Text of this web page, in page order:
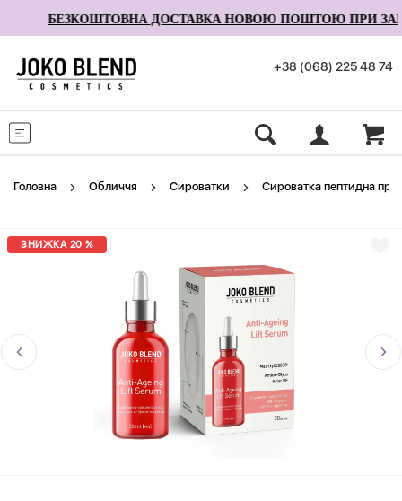
БЕЗКОШТОВНА ДОСТАВКА НОВОЮ ПОШТОЮ ПРИ
+38 (068) 225 48 74
Головна Обличчя Сироватки Сироватка пептидна
ЗНИЖКА 20 %